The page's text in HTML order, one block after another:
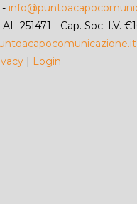
-
251471 - Cap. Soc. I.V.
| Login